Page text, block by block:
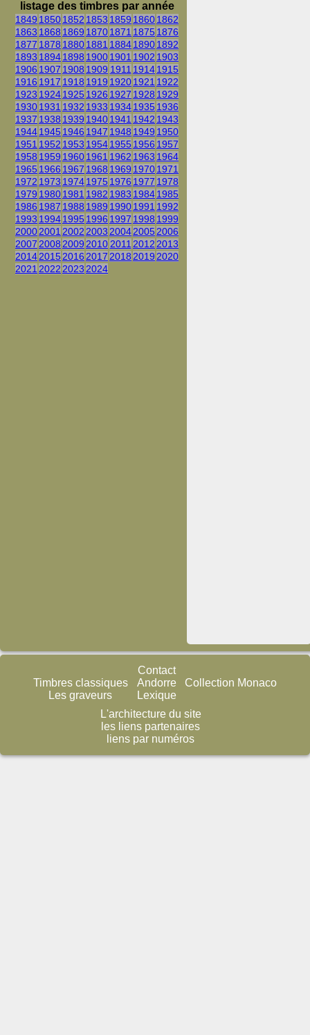
listage des timbres par année
1849 18501852 1853 1859 18601862
1863 1868 1869 18701871 1875 1876
1877 1878 18801881 188418901892
1893 18941898 19001901 1902 1903
1906 1907 1908 1909 1911 19141915
1916 1917 1918 1919 19201921 1922
1923 19241925 1926 1927 1928 1929
19301931 1932 1933 19341935 1936
1937 1938 1939 19401941 1942 1943
19441945 1946 1947 1948 1949 1950
1951 1952 1953 19541955 1956 1957
1958 1959 19601961 1962 1963 1964
1965 1966 1967 1968 1969 19701971
1972 1973 19741975 1976 1977 1978
1979 19801981 1982 1983 19841985
1986 1987 1988 1989 19901991 1992
1993 19941995 1996 1997 1998 1999
2000200120022003200420052006
2007200820092010201120122013
2014201520162017201820192020
2021202220232024
Timbres classiques
Les graveurs
Contact
Andorre
Lexique
Collection Monaco
L'architecture du site
les liens partenaires
liens par numéros